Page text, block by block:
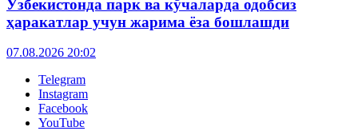
Ўзбекистонда парк ва кўчаларда одобсиз
ҳаракатлар учун жарима ёза бошлашди
07.08.2026 20:02
Telegram
Instagram
Facebook
YouTube